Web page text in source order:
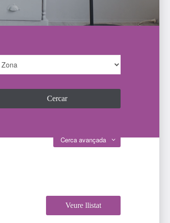
Cerca avançada
Veure llistat